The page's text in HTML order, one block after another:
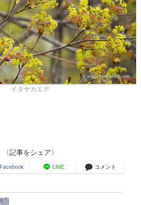
イタヤカエデ
〈記事をシェア〉
Facebook LINE コメント